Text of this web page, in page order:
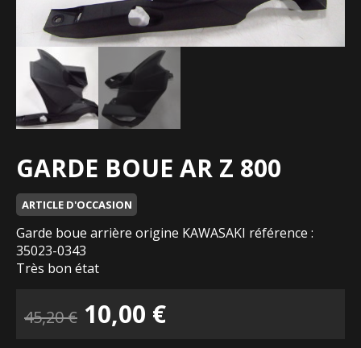
GARDE BOUE AR Z 800
ARTICLE D'OCCASION
Garde boue arrière origine KAWASAKI référence :
35023-0343
Très bon état
45,20€ Le
10,00 €Le